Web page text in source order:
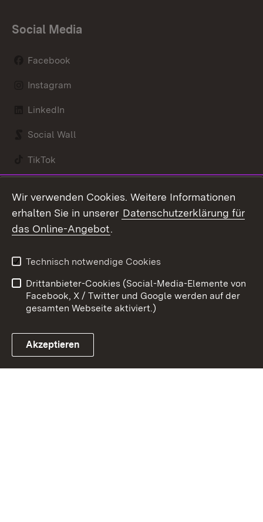
Social Media
Facebook
Instagram
LinkedIn
Social Wall
TikTok
Link zum Landesportal
Kontakt
Barrierefreiheit
Impressum
Cookies
Wir verwenden Cookies. Weitere Informationen
erhalten Sie in unserer Datenschutzerklärung für
das Online-Angebot.
Technisch notwendige Cookies
Drittanbieter-Cookies (Social-Media-Elemente von
Facebook, X / Twitter und Google werden auf der
gesamten Webseite aktiviert.)
Akzeptieren